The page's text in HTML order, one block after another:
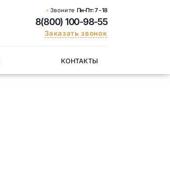
Звоните Пн-Пт:7 - 18
8(800) 100-98-55
Заказать звонок
КОНТАКТЫ